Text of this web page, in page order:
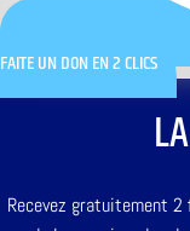
FAITE UN DON EN 2 CLICS
Recevez gratuitement